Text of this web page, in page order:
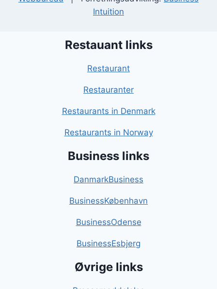
Intuition
Restauant links
Restaurant
Restauranter
Restaurants in Denmark
Restaurants in Norway
Business links
DanmarkBusiness
BusinessKøbenhavn
BusinessOdense
BusinessEsbjerg
Øvrige links